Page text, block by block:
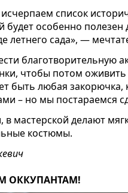
список
будет особенно
летнего сада», —
благотворительную
чтобы потом
быть любая закорючка,
– но мы постараемся
в мастерской делают
костюмы.
ОККУПАНТАМ!